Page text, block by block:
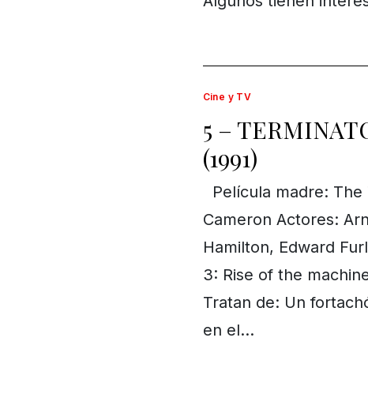
Cine y TV
5 –
(1991)
Película madre:
Cameron Actores:
Hamilton, Edward
3: Rise of the
Tratan de: Un
en el…